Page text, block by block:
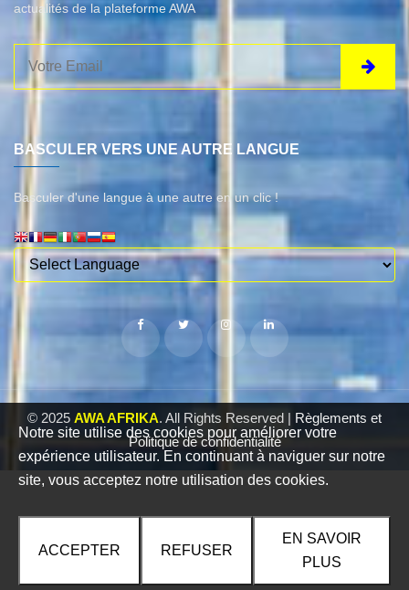
Notre site utilise des cookies pour améliorer votre
expérience utilisateur. En continuant à naviguer sur notre
site, vous acceptez notre utilisation des cookies.
ACCEPTER REFUSER
EN SAVOIR
PLUS
actualités de la plateforme AWA
BASCULER VERS UNE AUTRE LANGUE
Basculer d'une langue à une autre en un clic !
© 2025 AWA AFRIKA. All Rights Reserved | Règlements et
Politique de confidentialité